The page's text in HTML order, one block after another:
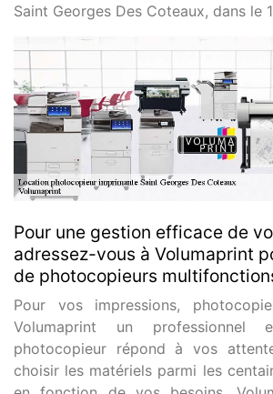
Saint Georges Des Coteaux, dans le
Pour une gestion efficace de
adressez-vous à Volumaprint
de photocopieurs
Pour vos impressions,
Volumaprint un professionnel
photocopieur répond à vos
choisir les matériels parmi les